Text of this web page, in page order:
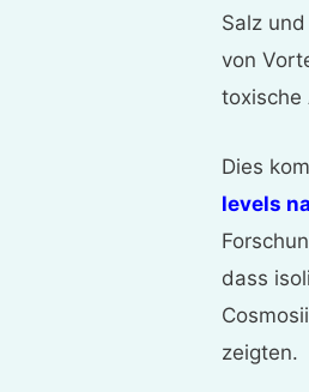
Salz
von
toxische
Dies
levels
dass
zeigten.